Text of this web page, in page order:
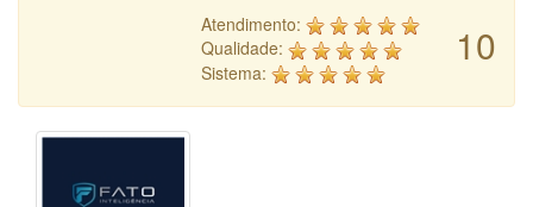
10
Atendimento:
Qualidade:
Sistema: